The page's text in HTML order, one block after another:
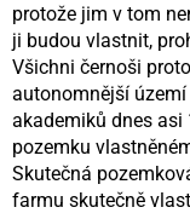
protože jim v tom
ji budou vlastnit,
Všichni černoši
autonomnější území
akademiků dnes
pozemku
Skutečná
farmu skutečně